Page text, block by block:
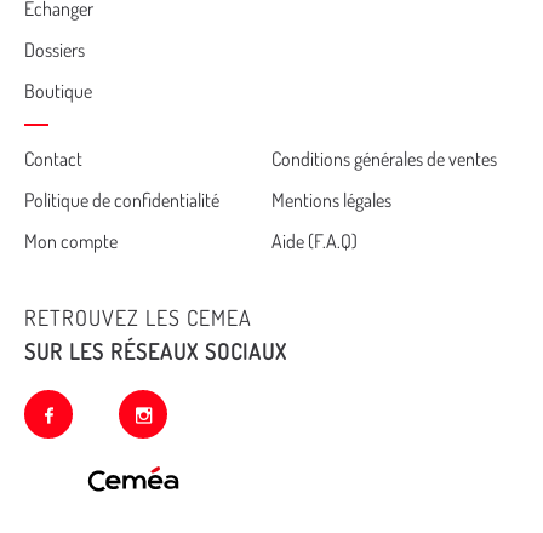
Echanger
Dossiers
Boutique
Cemea
footer
Contact
Conditions générales de ventes
Politique de confidentialité
Mentions légales
Mon compte
Aide (F.A.Q)
RETROUVEZ LES CEMEA
SUR LES RÉSEAUX SOCIAUX
facebook instagram